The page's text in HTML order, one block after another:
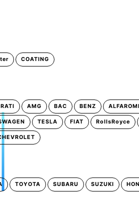
COATING
AMG BAC BENZ
TESLA FIAT RollsRoyce
TOYOTA SUBARU SUZUKI